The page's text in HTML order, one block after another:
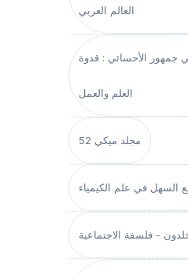
العالم العربي
جمهور الأحسائي : قدوة
العلم والعمل
مجلد ميكي 52
السهل في علم الكيمياء
- فلسفة الاجتماعية